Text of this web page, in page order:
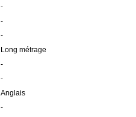
-
-
-
Long métrage
-
-
Anglais
-